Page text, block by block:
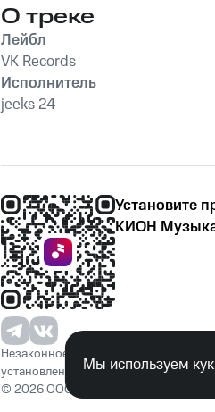
О треке
Лейбл
VK Records
Исполнитель
jeeks 24
Установите
КИОН
Незаконное потребление
установленную законодательством
© 2026 ООО «КИОН». Все права
Мы используем